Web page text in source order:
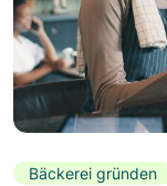
Bäckerei gründen